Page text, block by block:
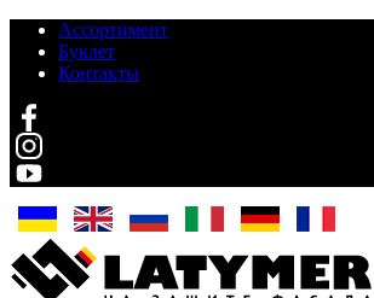
Ассортимент
Буклет
Контакты
Search